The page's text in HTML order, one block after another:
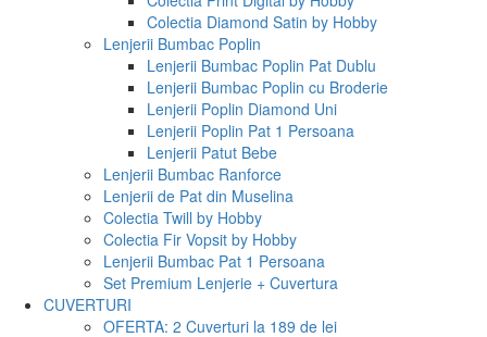
Colectia Diamond Satin by Hobby
Lenjerii Bumbac Poplin
Lenjerii Bumbac Poplin Pat Dublu
Lenjerii Bumbac Poplin cu Broderie
Lenjerii Poplin Diamond Uni
Lenjerii Poplin Pat 1 Persoana
Lenjerii Patut Bebe
Lenjerii Bumbac Ranforce
Lenjerii de Pat din Muselina
Colectia Twill by Hobby
Colectia Fir Vopsit by Hobby
Lenjerii Bumbac Pat 1 Persoana
Set Premium Lenjerie + Cuvertura
CUVERTURI
OFERTA: 2 Cuverturi la 189 de lei